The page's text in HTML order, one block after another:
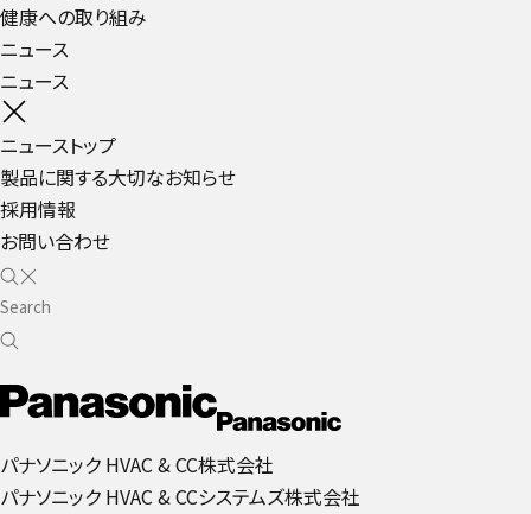
健康への取り組み
ニュース
ニュース
ニューストップ
製品に関する大切なお知らせ
採用情報
お問い合わせ
パナソニック HVAC & CC株式会社
パナソニック HVAC & CCシステムズ株式会社